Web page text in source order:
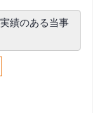
績のある当事